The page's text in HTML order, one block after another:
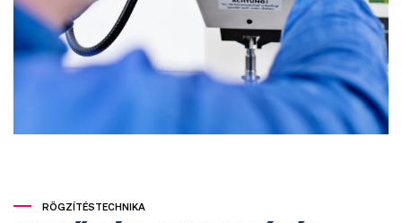
RÖGZÍTÉSTECHNIKA